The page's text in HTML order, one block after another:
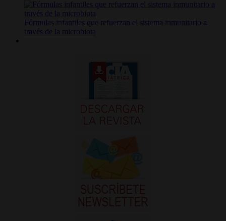
Fórmulas infantiles que refuerzan el sistema inmunitario a
través de la microbiota